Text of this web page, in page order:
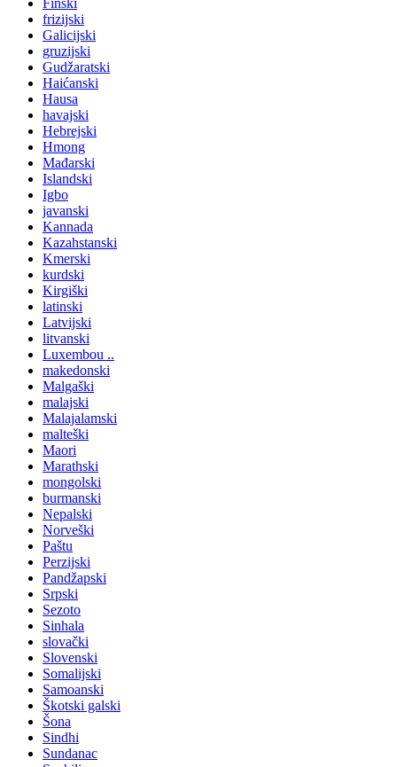
Finski
frizijski
Galicijski
gruzijski
Gudžaratski
Haićanski
Hausa
havajski
Hebrejski
Hmong
Mađarski
Islandski
Igbo
javanski
Kannada
Kazahstanski
Kmerski
kurdski
Kirgiški
latinski
Latvijski
litvanski
Luxembou ..
makedonski
Malgaški
malajski
Malajalamski
malteški
Maori
Marathski
mongolski
burmanski
Nepalski
Norveški
Paštu
Perzijski
Pandžapski
Srpski
Sezoto
Sinhala
slovački
Slovenski
Somalijski
Samoanski
Škotski galski
Šona
Sindhi
Sundanac